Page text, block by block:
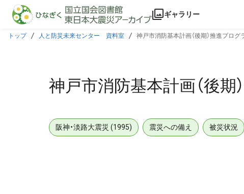
本文に飛ぶ
ギャラリー
トップ 人と防災未来センター 資料室 神戸市消防基本計画（後期）推進プログ
神戸市消防基本計画（後期
阪神・淡路大震災 (1995) 震災への備え 被災状況